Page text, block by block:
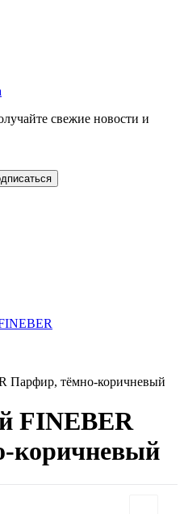
свежие новости и
Парфир, тёмно-коричневый
FINEBER
коричневый